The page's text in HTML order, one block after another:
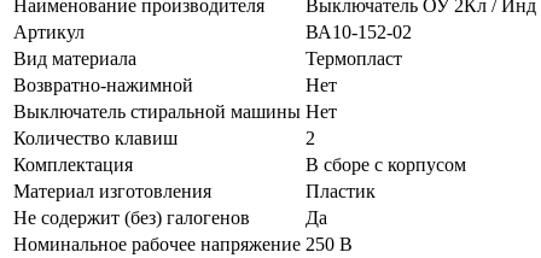
Наименование производителя
Выключатель ОУ 2Кл / Инд
Артикул
ВА10-152-02
Вид материала
Термопласт
Возвратно-нажимной
Нет
Выключатель стиральной машины Нет
Количество клавиш
2
Комплектация
В сборе с корпусом
Материал изготовления
Пластик
Не содержит (без) галогенов
Да
Номинальное рабочее напряжение 250 В